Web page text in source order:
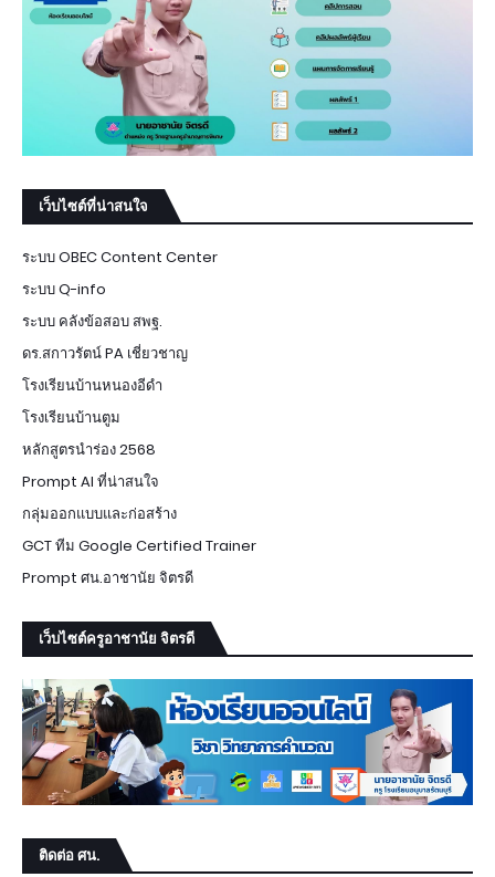
เว็บไซต์ที่น่าสนใจ
ระบบ OBEC Content Center
ระบบ Q-info
ระบบ คลังข้อสอบ สพฐ.
ดร.สกาวรัตน์ PA เชี่ยวชาญ
โรงเรียนบ้านหนองอีดำ
โรงเรียนบ้านตูม
หลักสูตรนำร่อง 2568
Prompt AI ที่น่าสนใจ
กลุ่มออกแบบและก่อสร้าง
GCT ทีม Google Certified Trainer
Prompt ศน.อาชานัย จิตรดี
เว็บไซต์ครูอาชานัย จิตรดี
ติดต่อ ศน.